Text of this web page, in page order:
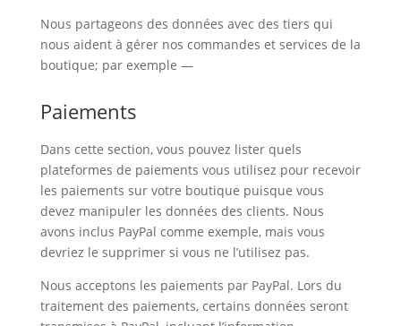
Nous partageons des données avec des tiers qui
nous aident à gérer nos commandes et services de la
boutique; par exemple —
Paiements
Dans cette section, vous pouvez lister quels
plateformes de paiements vous utilisez pour recevoir
les paiements sur votre boutique puisque vous
devez manipuler les données des clients. Nous
avons inclus PayPal comme exemple, mais vous
devriez le supprimer si vous ne l’utilisez pas.
Nous acceptons les paiements par PayPal. Lors du
traitement des paiements, certains données seront